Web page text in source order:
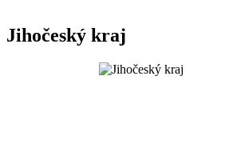
Jihočeský kraj